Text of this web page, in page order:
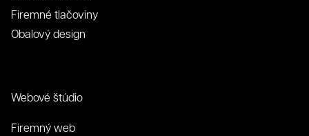
Firemné tlačoviny
Obalový design
Webové štúdio
Firemný web